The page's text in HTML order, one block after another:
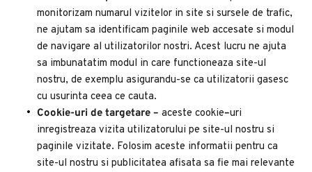
monitorizam numarul vizitelor in site si sursele de trafic,
ne ajutam sa identificam paginile web accesate si modul
de navigare al utilizatorilor nostri. Acest lucru ne ajuta
sa imbunatatim modul in care functioneaza site-ul
nostru, de exemplu asigurandu-se ca utilizatorii gasesc
cu usurinta ceea ce cauta.
Cookie-uri de targetare – aceste cookie–uri
inregistreaza vizita utilizatorului pe site-ul nostru si
paginile vizitate. Folosim aceste informatii pentru ca
site-ul nostru si publicitatea afisata sa fie mai relevante